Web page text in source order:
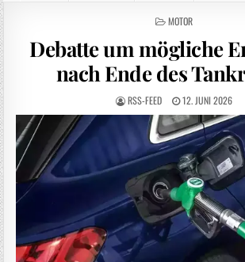
POSTED
MOTOR
Debatte um mögliche
nach Ende des
RSS-FEED 12. JUNI 2026